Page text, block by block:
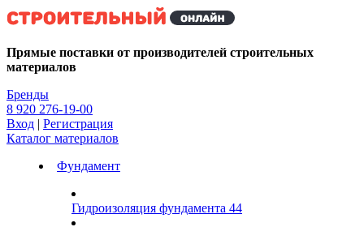
Kg
Прямые поставки от производителей строительных
материалов
Бренды
8 920 276-19-00
Вход | Регистрация
Каталог материалов
Фундамент
Гидроизоляция фундамента 44